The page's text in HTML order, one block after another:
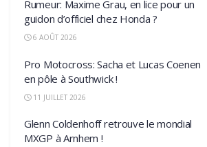
Rumeur: Maxime Grau, en lice pour un
guidon d’officiel chez Honda ?
6 AOÛT 2026
Pro Motocross: Sacha et Lucas Coenen
en pôle à Southwick !
11 JUILLET 2026
Glenn Coldenhoff retrouve le mondial
MXGP à Arnhem !